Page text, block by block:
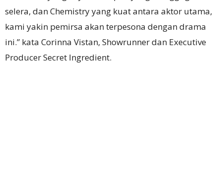
selera, dan Chemistry yang kuat antara aktor utama,
kami yakin pemirsa akan terpesona dengan drama
ini.” kata Corinna Vistan, Showrunner dan Executive
Producer Secret Ingredient.